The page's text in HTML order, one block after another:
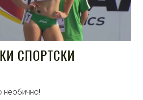
СПОРТСКИ
необично!